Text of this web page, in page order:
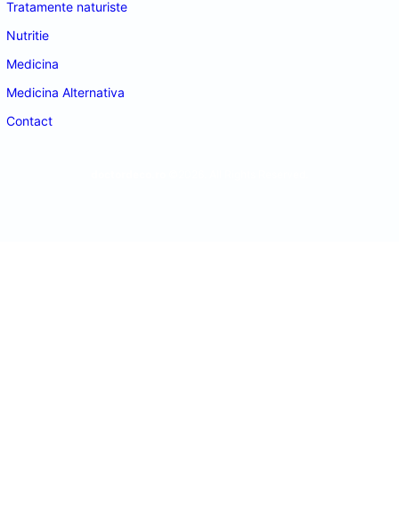
Tratamente naturiste
Nutritie
Medicina
Medicina Alternativa
Contact